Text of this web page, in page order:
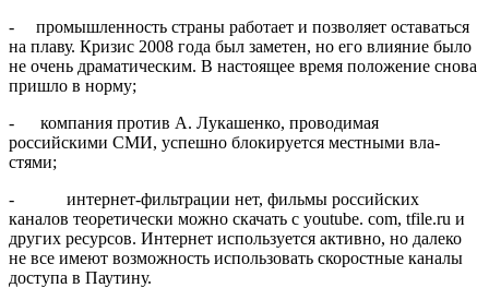
- промышленность страны рабо­тает и позволяет оставаться
на плаву. Кризис 2008 года был заметен, но его влияние было
не очень драмати­ческим. В настоящее время положе­ние снова
пришло в норму;
- компания против А. Лукашен­ко, проводимая
российскими СМИ, успешно блокируется местными вла­
стями;
- интернет-фильтрации нет, фильмы российских
каналов тео­ретически можно скачать с youtube. com, tfile.ru и
других ресурсов. Ин­тернет используется активно, но да­леко
не все имеют возможность ис­пользовать скоростные каналы
доступа в Паутину.